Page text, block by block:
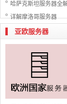
哈萨克斯坦服务器全
详解摩洛哥服务器
亚欧服务器